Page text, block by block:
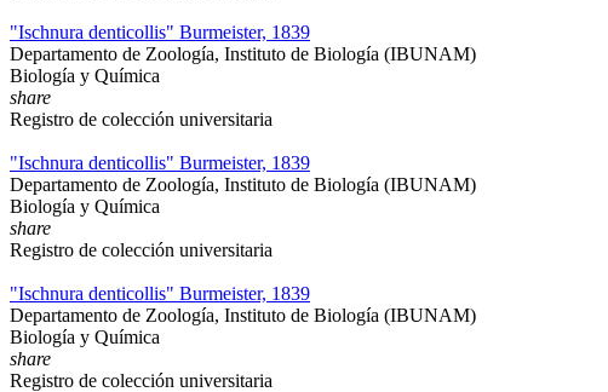
"Ischnura denticollis" Burmeister, 1839
Departamento de Zoología, Instituto de Biología (IBUNAM)
Biología y Química
share
Registro de colección universitaria
"Ischnura denticollis" Burmeister, 1839
Departamento de Zoología, Instituto de Biología (IBUNAM)
Biología y Química
share
Registro de colección universitaria
"Ischnura denticollis" Burmeister, 1839
Departamento de Zoología, Instituto de Biología (IBUNAM)
Biología y Química
share
Registro de colección universitaria